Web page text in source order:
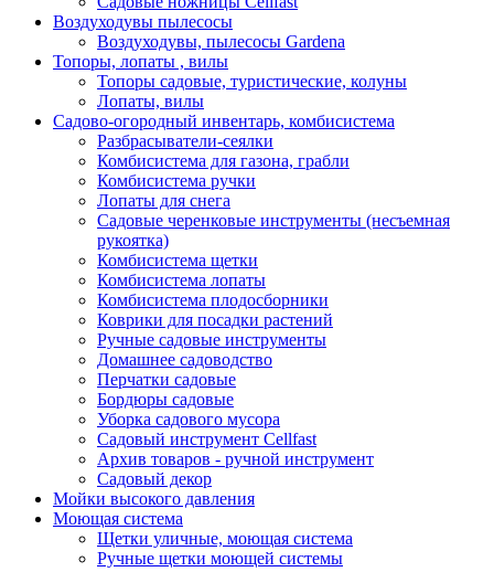
Воздуходувы пылесосы
Воздуходувы, пылесосы Gardena
Топоры, лопаты , вилы
Топоры садовые, туристические, колуны
Лопаты, вилы
Садово-огородный инвентарь, комбисистема
Разбрасыватели-сеялки
Комбисистема для газона, грабли
Комбисистема ручки
Лопаты для снега
Садовые черенковые инструменты (несъемная
рукоятка)
Комбисистема щетки
Комбисистема лопаты
Комбисистема плодосборники
Коврики для посадки растений
Ручные садовые инструменты
Домашнее садоводство
Перчатки садовые
Бордюры садовые
Уборка садового мусора
Садовый инструмент Cellfast
Архив товаров - ручной инструмент
Садовый декор
Мойки высокого давления
Моющая система
Щетки уличные, моющая система
Ручные щетки моющей системы